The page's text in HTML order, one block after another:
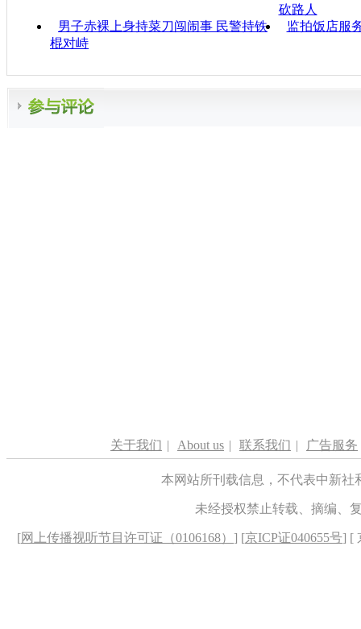
砍路人
男子赤裸上身持菜刀闯闹事 民警持铁
棍对峙
监拍饭店服
关于我们 | About us | 联系我们 | 广告服务
本网站所刊载信息，不代表中新
未经授权禁止转载、摘编、
[网上传播视听节目许可证（0106168） ] [京ICP证040655号] [